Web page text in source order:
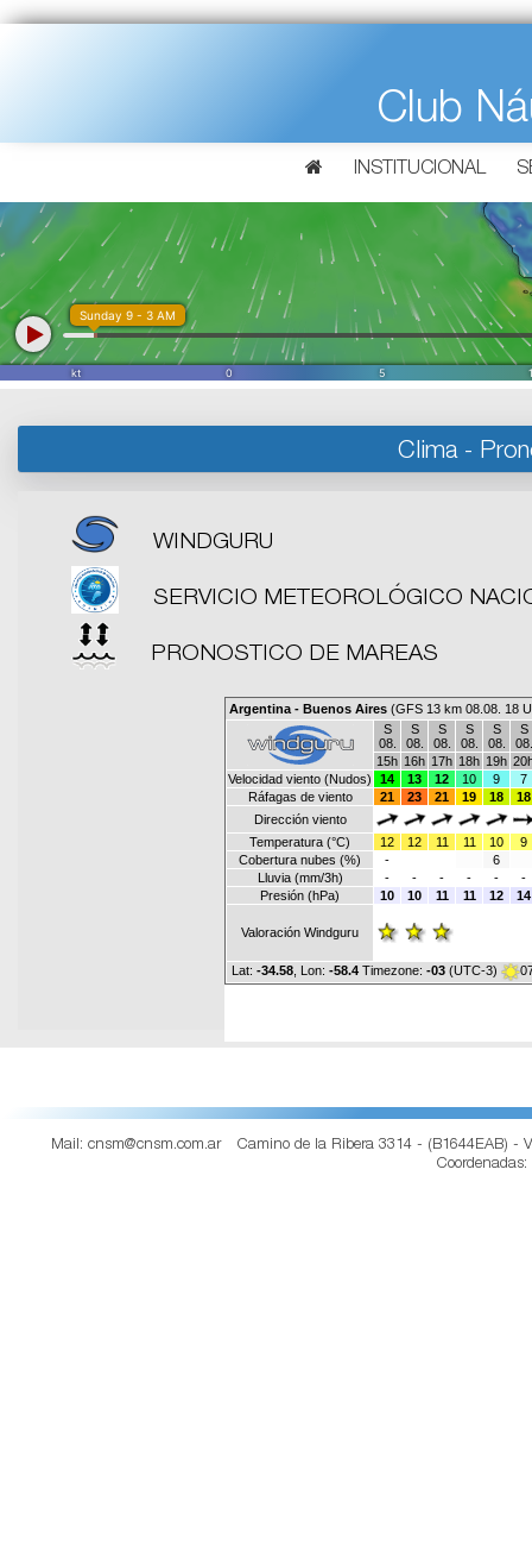
Club
INSTITUCIONAL
Clima -
WINDGURU
SERVICIO METEOROLÓGICO
PRONOSTICO DE MAREAS
Mail: cnsm@cnsm.com.ar
Camino de la Ribera 3314 - (B1644EAB) -
Coordenadas: